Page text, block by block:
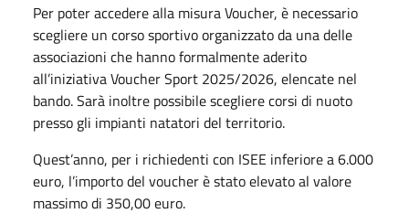
Per poter accedere alla misura Voucher, è necessario
scegliere un corso sportivo organizzato da una delle
associazioni che hanno formalmente aderito
all’iniziativa Voucher Sport 2025/2026, elencate nel
bando. Sarà inoltre possibile scegliere corsi di nuoto
presso gli impianti natatori del territorio.
Quest’anno, per i richiedenti con ISEE inferiore a 6.000
euro, l’importo del voucher è stato elevato al valore
massimo di 350,00 euro.